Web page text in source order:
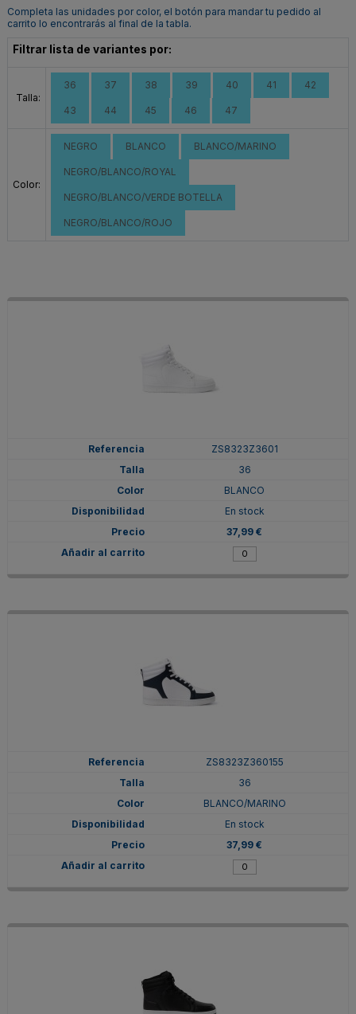
Completa las unidades por color, el botón para mandar tu pedido al
carrito lo encontrarás al final de la tabla.
Filtrar lista de variantes por:
Talla:
36 37 38 39 40 41 42
43 44 45 46 47
Color:
NEGRO BLANCO BLANCO/MARINO
NEGRO/BLANCO/ROYAL
NEGRO/BLANCO/VERDE BOTELLA
NEGRO/BLANCO/ROJO
ZS8323Z3601
36
BLANCO
En stock
37,99 €
ZS8323Z360155
36
BLANCO/MARINO
En stock
37,99 €